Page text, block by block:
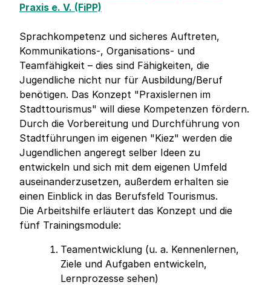
Praxis e. V. (FiPP)
Sprachkompetenz und sicheres Auftreten,
Kommunikations-, Organisations- und
Teamfähigkeit – dies sind Fähigkeiten, die
Jugendliche nicht nur für Ausbildung/Beruf
benötigen. Das Konzept "Praxislernen im
Stadttourismus" will diese Kompetenzen fördern.
Durch die Vorbereitung und Durchführung von
Stadtführungen im eigenen "Kiez" werden die
Jugendlichen angeregt selber Ideen zu
entwickeln und sich mit dem eigenen Umfeld
auseinanderzusetzen, außerdem erhalten sie
einen Einblick in das Berufsfeld Tourismus.
Die Arbeitshilfe erläutert das Konzept und die
fünf Trainingsmodule:
Teamentwicklung (u. a. Kennenlernen,
Ziele und Aufgaben entwickeln,
Lernprozesse sehen)